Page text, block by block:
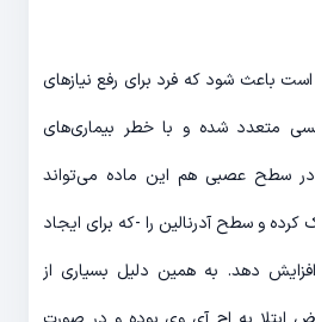
باعث شود که فرد برای رفع نیازهای
متعدد شده و با خطر بیماری‌های
سطح عصبی هم این ماده می‌تواند
و سطح آدرنالین را -که برای ایجاد
دهد. به همین دلیل بسیاری از